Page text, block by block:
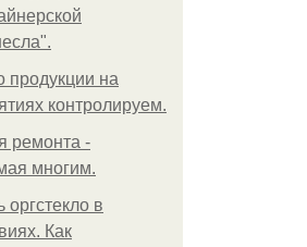
продукции на
контролируем.
ремонта -
многим.
в
Как